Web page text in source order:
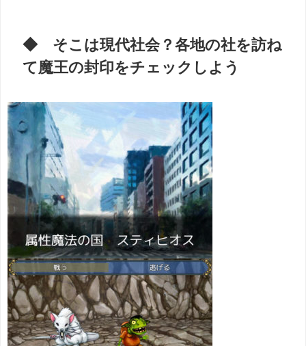
◆ そこは現代社会？各地の社を訪ね
て魔王の封印をチェックしよう